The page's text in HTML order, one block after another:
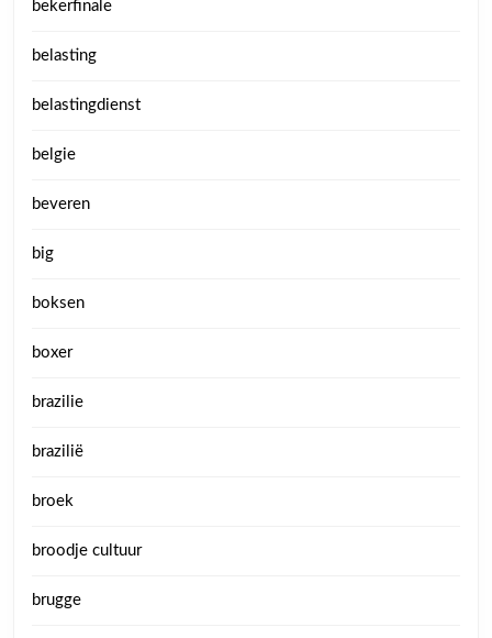
bekerfinale
belasting
belastingdienst
belgie
beveren
big
boksen
boxer
brazilie
brazilië
broek
broodje cultuur
brugge